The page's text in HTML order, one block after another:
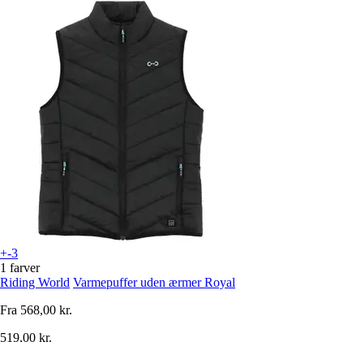
+-3
1 farver
Riding World Varmepuffer uden ærmer Royal
Fra 568,00 kr.
519,00 kr.